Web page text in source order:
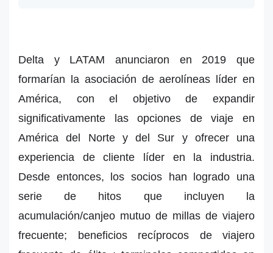
Delta y LATAM anunciaron en 2019 que
formarían la asociación de aerolíneas líder en
América, con el objetivo de expandir
significativamente las opciones de viaje en
América del Norte y del Sur y ofrecer una
experiencia de cliente líder en la industria.
Desde entonces, los socios han logrado una
serie de hitos que incluyen la
acumulación/canjeo mutuo de millas de viajero
frecuente; beneficios recíprocos de viajero